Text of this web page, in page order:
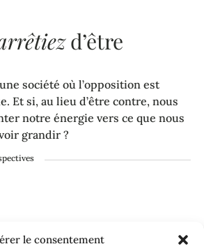
le consentement
d’être
société où l’opposition est
Et si, au lieu d’être contre, nous
notre énergie vers ce que nous
grandir ?